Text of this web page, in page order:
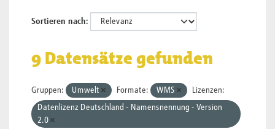
Sortieren nach
9 Datensätze gefunden
Gruppen: Umwelt Formate: WMS
Lizenzen:
Datenlizenz Deutschland - Namensnennung - Version
2.0